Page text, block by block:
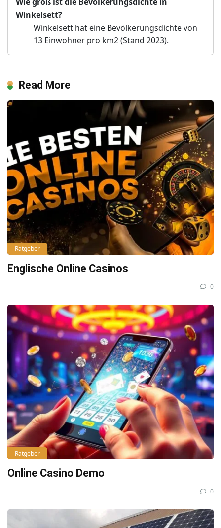
Winkelsett?
Winkelsett hat eine Bevölkerungsdichte von
13 Einwohner pro km2 (Stand 2023).
Read More
Ratgeber
Englische Online Casinos
0
Ratgeber
Online Casino Demo
0